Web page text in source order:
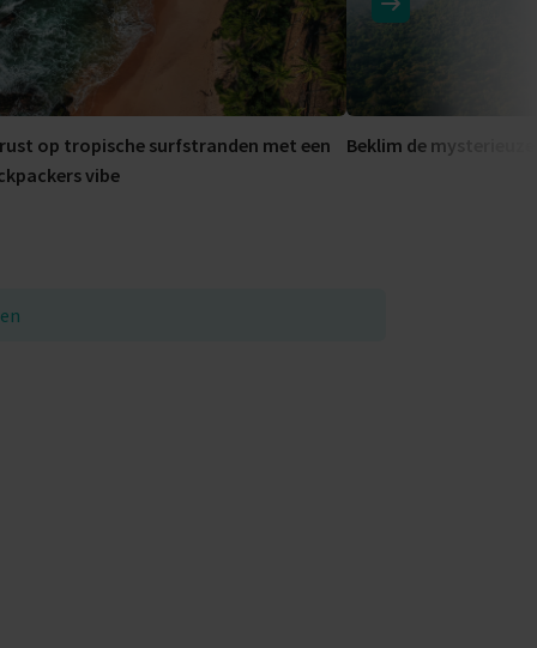
op tropische surfstranden met een
vibe
Beklim de